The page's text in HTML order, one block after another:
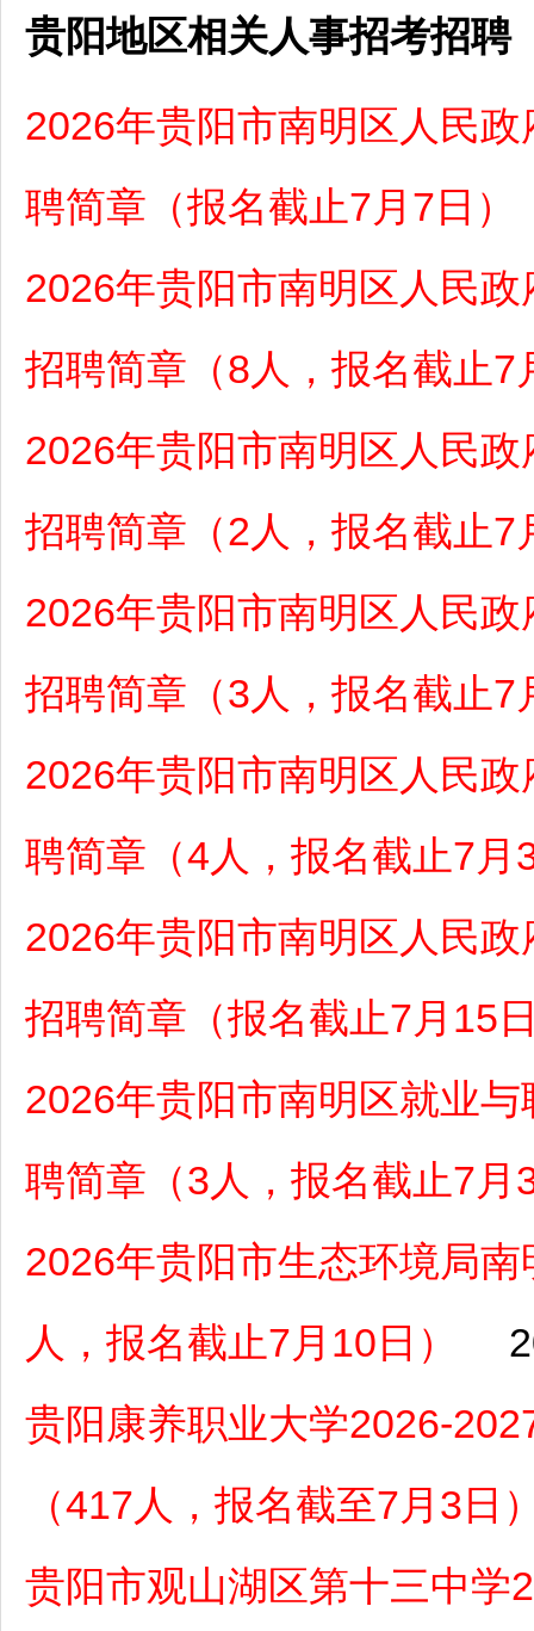
贵阳地区相关人事招考招聘
2026年贵阳市南明区人民
聘简章（报名截止7月7日）
2026年贵阳市南明区人民
招聘简章（8人，报名截止7
2026年贵阳市南明区人民
招聘简章（2人，报名截止7
2026年贵阳市南明区人民
招聘简章（3人，报名截止7
2026年贵阳市南明区人民
聘简章（4人，报名截止7月
2026年贵阳市南明区人民
招聘简章（报名截止7月15
2026年贵阳市南明区就业
聘简章（3人，报名截止7月
2026年贵阳市生态环境局
人，报名截止7月10日）
贵阳康养职业大学2026-
（417人，报名截至7月3日
贵阳市观山湖区第十三中学